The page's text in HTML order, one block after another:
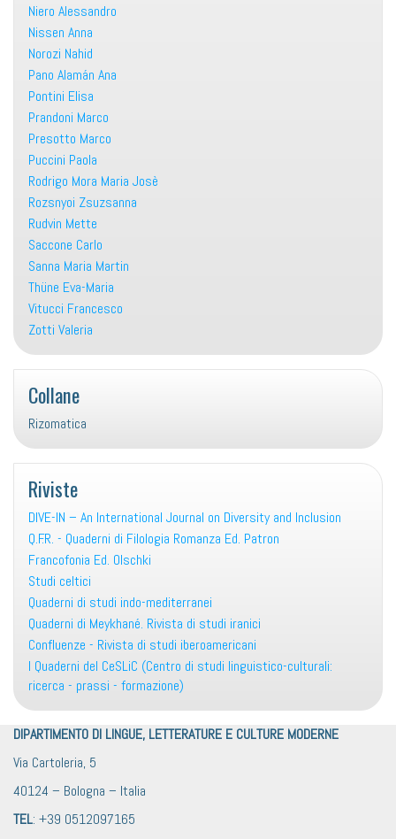
Niero Alessandro
Nissen Anna
Norozi Nahid
Pano Alamán Ana
Pontini Elisa
Prandoni Marco
Presotto Marco
Puccini Paola
Rodrigo Mora Maria Josè
Rozsnyoi Zsuzsanna
Rudvin Mette
Saccone Carlo
Sanna Maria Martin
Thüne Eva-Maria
Vitucci Francesco
Zotti Valeria
Collane
Rizomatica
Riviste
DIVE-IN – An International Journal on Diversity and Inclusion
Q.F.R. - Quaderni di Filologia Romanza Ed. Patron
Francofonia Ed. Olschki
Studi celtici
Quaderni di studi indo-mediterranei
Quaderni di Meykhané. Rivista di studi iranici
Confluenze - Rivista di studi iberoamericani
I Quaderni del CeSLiC (Centro di studi linguistico-culturali:
ricerca - prassi - formazione)
DIPARTIMENTO DI LINGUE, LETTERATURE E CULTURE MODERNE
Via Cartoleria, 5
40124 – Bologna – Italia
TEL: +39 0512097165